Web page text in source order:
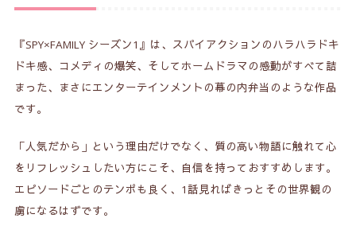
『SPY×FAMILY シーズン1』は、スパイアクションのハラハラドキ
ドキ感、コメディの爆笑、そしてホームドラマの感動がすべて詰
まった、まさにエンターテインメントの幕の内弁当のような作品
です。
「人気だから」という理由だけでなく、質の高い物語に触れて心
をリフレッシュしたい方にこそ、自信を持っておすすめします。
エピソードごとのテンポも良く、1話見ればきっとその世界観の
虜になるはずです。